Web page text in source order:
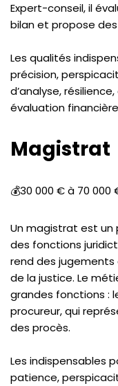
Expert-conseil, il
bilan et propose
Les qualités
précision,
d’analyse,
évaluation
Magistrat
💰30 000 € à 70 000
Un magistrat est un
des fonctions
rend des
de la justice. Le
grandes fonctions :
procureur, qui
des procès.
Les indispensables
patience,